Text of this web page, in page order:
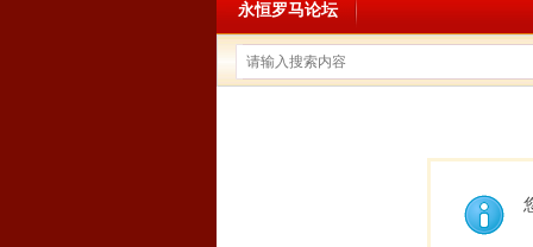
永恒罗马论坛